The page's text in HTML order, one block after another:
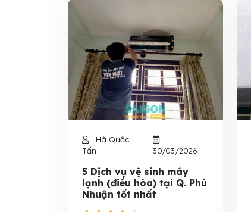
Hà Quốc
Tấn
30/03/2026
5 Dịch vụ vệ sinh máy
lạnh (điều hòa) tại Q. Phú
Nhuận tốt nhất